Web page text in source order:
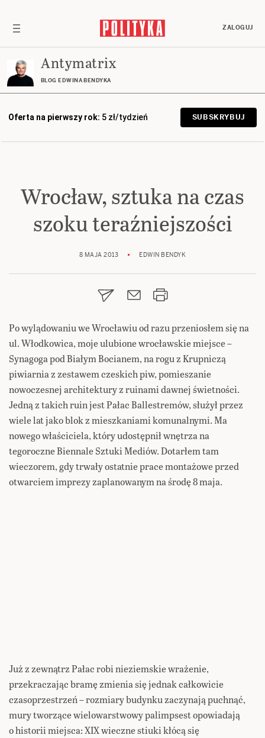
ZALOGUJ
Antymatrix
BLOG EDWINA BENDYKA
Oferta na pierwszy rok: 5 zł/tydzień SUBSKRYBUJ
Wrocław, sztuka na czas
szoku teraźniejszości
8 MAJA 2013 EDWIN BENDYK
Po wylądowaniu we Wrocławiu od razu przeniosłem się na
ul. Włodkowica, moje ulubione wrocławskie miejsce –
Synagoga pod Białym Bocianem, na rogu z Krupniczą
piwiarnia z zestawem czeskich piw, pomieszanie
nowoczesnej architektury z ruinami dawnej świetności.
Jedną z takich ruin jest Pałac Ballestremów, służył przez
wiele lat jako blok z mieszkaniami komunalnymi. Ma
nowego właściciela, który udostępnił wnętrza na
tegoroczne Biennale Sztuki Mediów. Dotarłem tam
wieczorem, gdy trwały ostatnie prace montażowe przed
otwarciem imprezy zaplanowanym na środę 8 maja.
Już z zewnątrz Pałac robi nieziemskie wrażenie,
przekraczając bramę zmienia się jednak całkowicie
czasoprzestrzeń – rozmiary budynku zaczynają puchnąć,
mury tworzące wielowarstwowy palimpsest opowiadają
o historii miejsca: XIX wieczne stiuki kłócą się